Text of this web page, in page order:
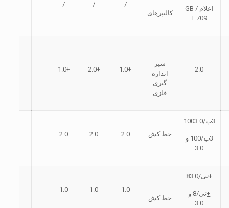
اعلام GB /
T 709
کالیپرهای
/
/
/
2.0
شیر
اندازه
گیری
فلزی
+1.0
+2.0
+1.0
3ب/1003.0
3ب
/100 و
3.0
خط كش 2.0
2.0
2.0
+تی/83.0
+تی
/8 و
3.0
خط كش
1.0
1.0
1.0